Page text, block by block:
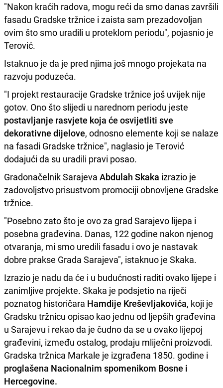
"Nakon kraćih radova, mogu reći da smo danas završili
fasadu Gradske tržnice i zaista sam prezadovoljan
ovim što smo uradili u proteklom periodu", pojasnio je
Terović.
Istaknuo je da je pred njima još mnogo projekata na
razvoju poduzeća.
"I projekt restauracije Gradske tržnice još uvijek nije
gotov. Ono što slijedi u narednom periodu jeste
postavljanje rasvjete koja će osvijetliti sve
dekorativne dijelove, odnosno elemente koji se nalaze
na fasadi Gradske tržnice", naglasio je Terović
dodajući da su uradili pravi posao.
Gradonačelnik Sarajeva Abdulah Skaka izrazio je
zadovoljstvo prisustvom promociji obnovljene Gradske
tržnice.
"Posebno zato što je ovo za grad Sarajevo lijepa i
posebna građevina. Danas, 122 godine nakon njenog
otvaranja, mi smo uredili fasadu i ovo je nastavak
dobre prakse Grada Sarajeva", istaknuo je Skaka.
Izrazio je nadu da će i u budućnosti raditi ovako lijepe i
zanimljive projekte. Skaka je podsjetio na riječi
poznatog historičara Hamdije Kreševljakovića, koji je
Gradsku tržnicu opisao kao jednu od ljepših građevina
u Sarajevu i rekao da je čudno da se u ovako lijepoj
građevini, između ostalog, prodaju mliječni proizvodi.
Gradska tržnica Markale je izgrađena 1850. godine i
proglašena Nacionalnim spomenikom Bosne i
Hercegovine.